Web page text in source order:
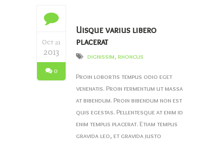
Oct 21
2013
0
Uisque varius libero
placerat
dignissim, rhoncus
Proin lobortis tempus odio eget
venenatis. Proin fermentum ut massa
at bibendum. Proin bibendum non est
quis egestas. Pellentesque at enim id
enim tempus placerat. Etiam tempus
gravida leo, et gravida justo